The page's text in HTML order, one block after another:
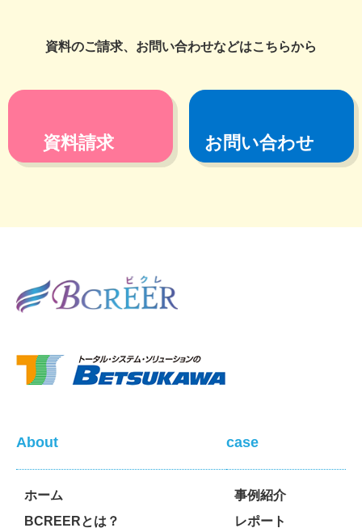
資料のご請求、お問い合わせなどはこちらから
資料請求 お問い合わせ
About
ホーム
BCREERとは？
case
事例紹介
レポート